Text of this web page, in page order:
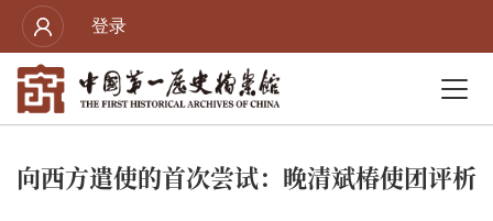
登录
向西方遣使的首次尝试：晚清斌椿使团评析